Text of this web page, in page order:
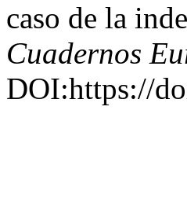
caso de la
Cuadernos
DOI:https://